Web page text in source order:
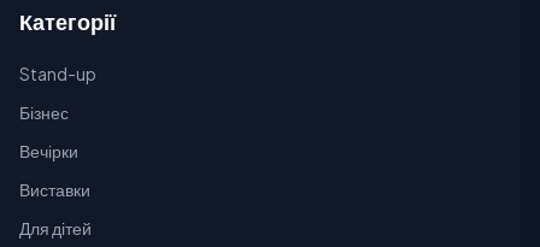
Категорії
Stand-up
Бізнес
Вечірки
Виставки
Для дітей